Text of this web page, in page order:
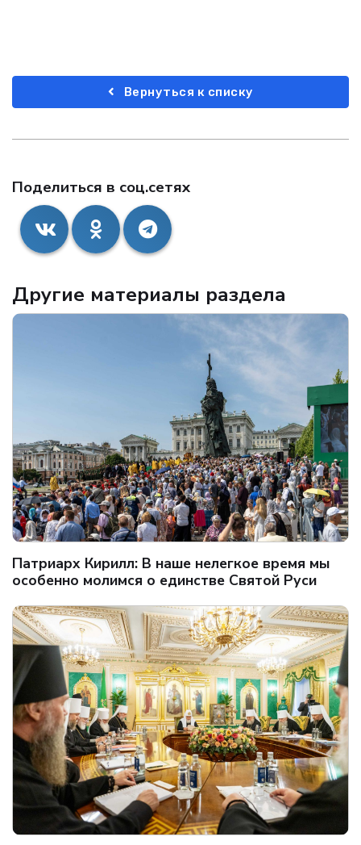
Вернуться к списку
Поделиться в соц.сетях
Другие материалы раздела
Патриарх Кирилл: В наше нелегкое время мы
особенно молимся о единстве Святой Руси